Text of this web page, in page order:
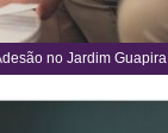
no Jardim Guapira